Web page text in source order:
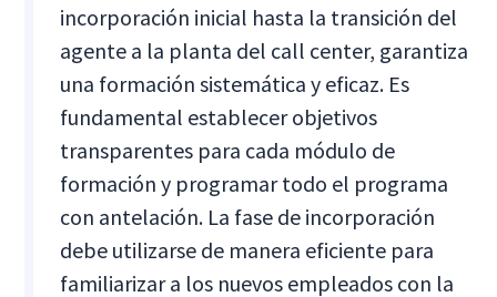
incorporación inicial hasta la transición del
agente a la planta del call center, garantiza
una formación sistemática y eficaz. Es
fundamental establecer objetivos
transparentes para cada módulo de
formación y programar todo el programa
con antelación. La fase de incorporación
debe utilizarse de manera eficiente para
familiarizar a los nuevos empleados con la